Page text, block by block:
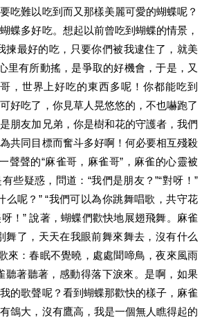
吃難以吃到而又那樣美麗可愛的蝴蝶呢？
蝶多好吃。想起以前曾吃到蝴蝶的情景，
揀最好的吃，只要你們被我逮住了，就美
里有所動搖，是爭取的好機會，于是，又
，世界上好吃的東西多呢！你都能吃到
好吃了，你見草人晃悠悠的，不也嚇跑了
朋友加兄弟，你是樹和花的守護者，我們
共同目標而奮斗多好啊！何必要相互殘殺
聲聲的“麻雀哥，麻雀哥”，麻雀的心靈被
些疑惑，問道：“我們是朋友？”“對呀！”
么呢？” “我們可以為你跳舞唱歌，共守花
！” 說著，蝴蝶們歡快地展翅飛舞。麻雀
舞了，天天在我眼前舞來舞去，沒有什么
來：春眠不覺曉，處處聞啼鳥，夜來風雨
聽著聽著，感動得落下淚來。是啊，如果
的歌聲呢？看到蝴蝶那歡快的樣子，麻雀
鴿大，沒有鷹高，我是一個無人瞧得起的